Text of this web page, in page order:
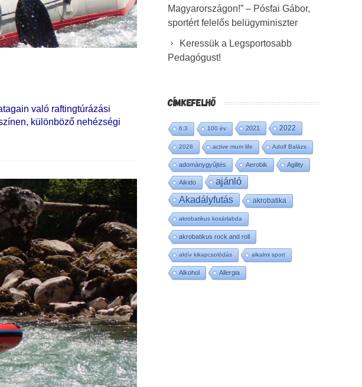
való raftingtúrázási
különböző nehézségi
Magyarországon!” – Pósfai Gábor,
sportért felelős belügyminiszter
Keressük a Legsportosabb
Pedagógust!
CÍMKEFELHŐ
6:3 100 év 2021 2022
2028 active mum life Adolf Balázs
adománygyűjtés Aerobik Agility
Aikido ajánló
Akadályfutás akrobatika
akrobatikus kosárlabda
akrobatikus rock and roll
aktív kikapcsolódás alkalmi sport
Alkohol Allergia